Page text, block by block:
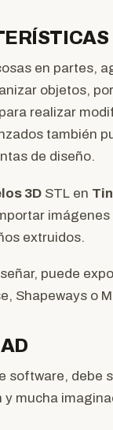
en partes,
objetos,
para realizar
también
de diseño.
3D STL en
imágenes
extruidos.
puede
Shapeways o
software, debe
y mucha